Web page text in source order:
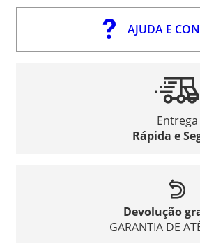
AJUDA E
Entrega
Rápida e
Devolução
GARANTIA DE